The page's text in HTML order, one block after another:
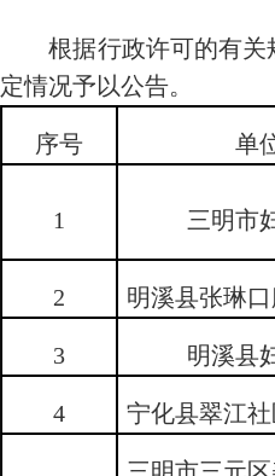
根据行政许可的有关规
定情况予以公告。
序号 单
1 三明市
2 明溪县张琳
3 明溪县
4 宁化县翠江